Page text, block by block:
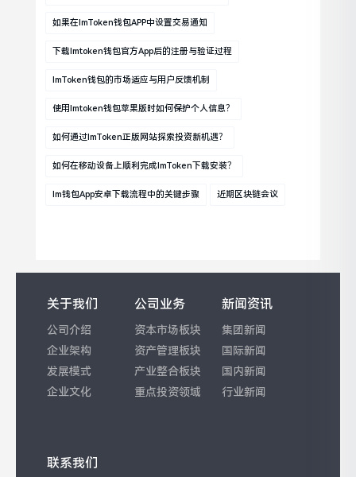
如果在imToken钱包APP中设置交易通知
下载imtoken钱包官方app后的注册与验证过程
ImToken钱包的市场适应与用户反馈机制
使用imtoken钱包苹果版时如何保护个人信息？
如何通过imToken正版网站探索投资新机遇？
如何在移动设备上顺利完成imToken下载安装？
Im钱包App安卓下载流程中的关键步骤 近期区块链会议
关于我们
公司介绍
企业架构
发展模式
企业文化
公司业务
资本市场板块
资产管理板块
产业整合板块
重点投资领域
新闻资讯
集团新闻
国际新闻
国内新闻
行业新闻
联系我们